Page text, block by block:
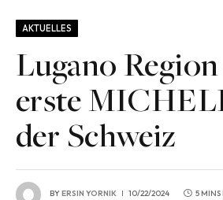
AKTUELLES
Lugano
erste
der Schweiz
BYERSIN YORNIK 10/22/2024 5 MINS